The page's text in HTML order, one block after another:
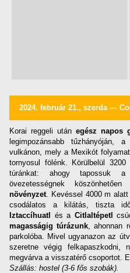
2024. február 21., szerda —
Korai reggeli utánegész napos
legimpozánsabb tűzhányóján,
vulkánon, mely a Mexikót
tornyosul fölénk. Körülbelül
túránkat: ahogy tapossuk a
övezetességnek
növényzet . Kevéssel 4000 m
csodálatos a kilátás, tiszta
Iztaccíhuatl és a Citlaltépetl
magasságig túrázunk , ahonnan
parkolóba. Mivel ugyanazon az
szeretne végig felkapaszkodni,
megvárva a visszatérő csoportot.
Szállás: hostel (3-6 fős szobák).